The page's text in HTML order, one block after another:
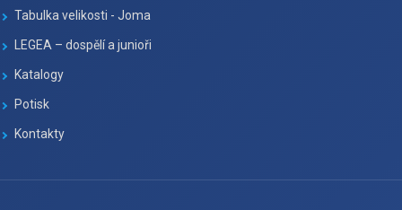
Tabulka velikosti - Joma
LEGEA – dospělí a junioři
Katalogy
Potisk
Kontakty